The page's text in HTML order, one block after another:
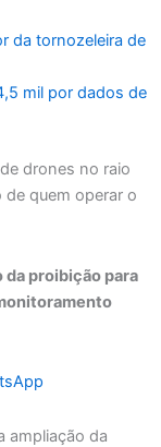
da tornozeleira de
mil por dados de
drones no raio
quem operar o
da proibição para
ampliação da